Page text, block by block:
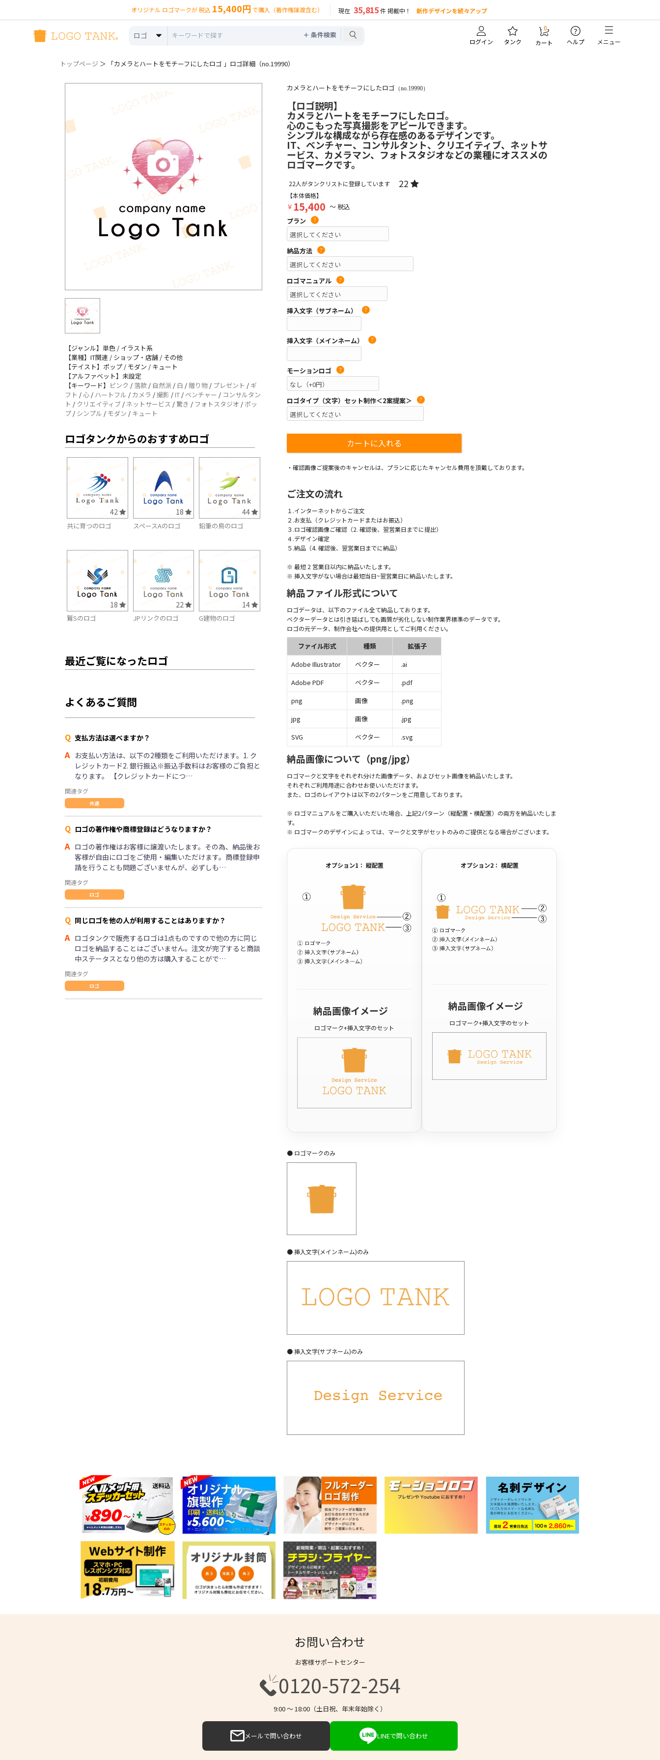
オリジナル ロゴマークが 税込 15,400円 で購入（著作権譲渡含む） 現在 35,815件 掲載中！ 新作デザインを続々アップ
ロゴ ＋ 条件検索
ログイン タンク
0
カート
?
ヘルプ メニュー
トップページ ＞ 「カメラとハートをモチーフにしたロゴ 」ロゴ詳細（no.19990）
【ジャンル】単色 / イラスト系
【業種】IT関連 / ショップ・店舗 / その他
【テイスト】ポップ / モダン / キュート
【アルファベット】未設定
【キーワード】 ピンク / 落款 / 自然派 / 白 / 贈り物 / プレゼント / ギ
フト /心 / ハートフル / カメラ /撮影 /IT / ベンチャー / コンサルタン
ト / クリエイティブ / ネットサービス / 驚き / フォトスタジオ / ポッ
プ / シンプル / モダン / キュート
ロゴタンクからのおすすめロゴ
42
共に育つのロゴ
18
スペースAのロゴ
44
鉛筆の鳥のロゴ
18
鷲Sのロゴ
22
JPリンクのロゴ
14
G建物のロゴ
最近ご覧になったロゴ
よくあるご質問
Q 支払方法は選べますか？
A お支払い方法は、以下の2種類をご利用いただけます。1. ク
レジットカード2. 銀行振込※振込手数料はお客様のご負担と
なります。 【クレジットカードにつ…
関連タグ
共通
Q ロゴの著作権や商標登録はどうなりますか？
A ロゴの著作権はお客様に譲渡いたします。その為、納品後お
客様が自由にロゴをご使用・編集いただけます。商標登録申
請を行うことも問題ございませんが、必ずしも…
関連タグ
ロゴ
Q 同じロゴを他の人が利用することはありますか？
A ロゴタンクで販売するロゴは1点ものですので他の方に同じ
ロゴを納品することはございません。注文が完了すると商談
中ステータスとなり他の方は購入することがで…
関連タグ
ロゴ
カメラとハートをモチーフにしたロゴ （no.19990）
【ロゴ説明】
カメラとハートをモチーフにしたロゴ。
心のこもった写真撮影をアピールできます。
シンプルな構成ながら存在感のあるデザインです。
IT、ベンチャー、コンサルタント、クリエイティブ、ネットサ
ービス、カメラマン、フォトスタジオなどの業種にオススメの
ロゴマークです。
22人がタンクリストに登録しています 22
【本体価格】
￥ 15,400 ～ 税込
プラン
?
納品方法 ?
ロゴマニュアル ?
挿入文字（サブネーム） ?
挿入文字（メインネーム） ?
モーションロゴ ?
ロゴタイプ（文字）セット制作＜2案提案＞ ?
・確認画像ご提案後のキャンセルは、プランに応じたキャンセル費用を頂戴しております。
ご注文の流れ
１.インターネットからご注文
２.お支払（クレジットカードまたはお振込）
３.ロゴ確認画像ご確認（2. 確認後、翌営業日までに提出）
４.デザイン確定
５.納品（4. 確認後、翌営業日までに納品）
※ 最短 2 営業日以内に納品いたします。
※ 挿入文字がない場合は最短当日~翌営業日に納品いたします。
納品ファイル形式について
ロゴデータは、以下のファイル全て納品しております。
ベクターデータとは引き延ばしても画質が劣化しない制作業界標準のデータです。
ロゴの元データ、制作会社への提供用としてご利用ください。
ファイル形式 種類
拡張子
Adobe Illustrator
ベクター
.ai
Adobe PDF
ベクター
.pdf
png
画像
.png
jpg
画像
.jpg
SVG
ベクター .svg
納品画像について（png/jpg）
ロゴマークと文字をそれぞれ分けた画像データ、およびセット画像を納品いたします。
それぞれご利用用途に合わせお使いいただけます。
また、ロゴのレイアウトは以下の2パターンをご用意しております。
※ ロゴマニュアルをご購入いただいた場合、上記2パターン（縦配置・横配置）の両方を納品いたしま
す。
※ ロゴマークのデザインによっては、マークと文字がセットのみのご提供となる場合がございます。
オプション1： 縦配置
納品画像イメージ
ロゴマーク+挿入文字のセット
オプション2： 横配置
納品画像イメージ
ロゴマーク+挿入文字のセット
● ロゴマークのみ
● 挿入文字(メインネーム)のみ
● 挿入文字(サブネーム)のみ
お問い合わせ
お客様サポートセンター
0120-572-254
9:00 〜 18:00（土日祝、年末年始除く）
メールで問い合わせ LINEで問い合わせ